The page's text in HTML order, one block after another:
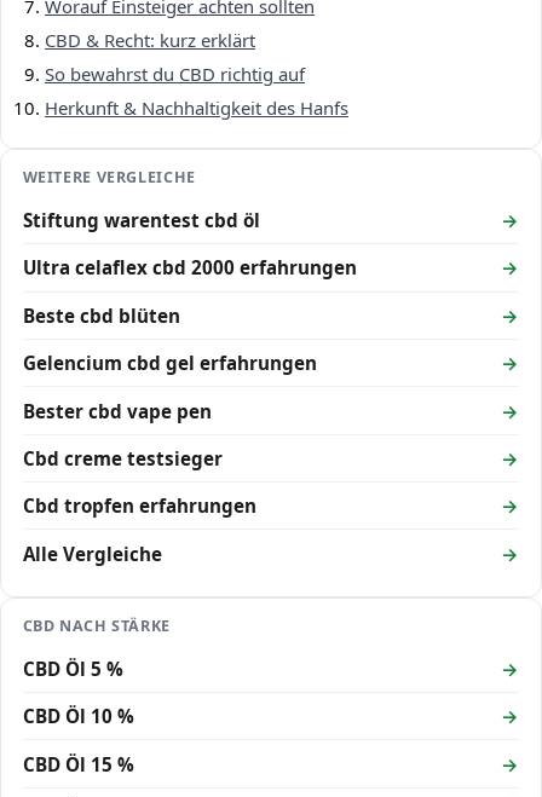
Worauf Einsteiger achten sollten
CBD & Recht: kurz erklärt
So bewahrst du CBD richtig auf
Herkunft & Nachhaltigkeit des Hanfs
WEITERE VERGLEICHE
Stiftung warentest cbd öl
Ultra celaflex cbd 2000 erfahrungen
Beste cbd blüten
Gelencium cbd gel erfahrungen
Bester cbd vape pen
Cbd creme testsieger
Cbd tropfen erfahrungen
Alle Vergleiche
CBD NACH STÄRKE
CBD Öl 5 %
CBD Öl 10 %
CBD Öl 15 %